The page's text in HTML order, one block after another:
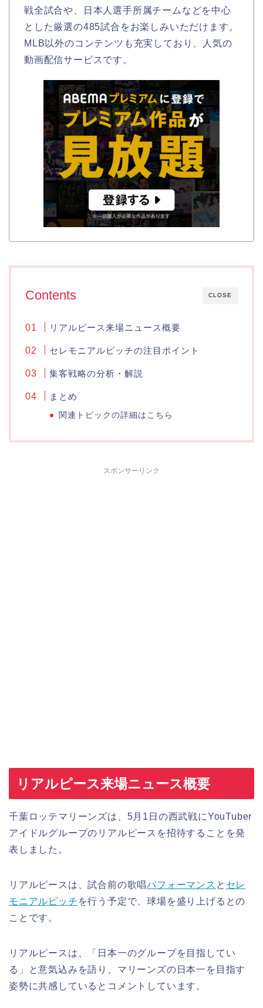
戦全試合や、日本人選手所属チームなどを中心
とした厳選の485試合をお楽しみいただけます。
MLB以外のコンテンツも充実しており、人気の
動画配信サービスです。
CLOSE
Contents
リアルピース来場ニュース概要
セレモニアルピッチの注目ポイント
集客戦略の分析・解説
まとめ
関連トピックの詳細はこちら
スポンサーリンク
リアルピース来場ニュース概要
千葉ロッテマリーンズは、5月1日の西武戦にYouTuber
アイドルグループのリアルピースを招待することを発
表しました。
リアルピースは、試合前の歌唱パフォーマンス と セレ
モニアルピッチ を行う予定で、球場を盛り上げるとの
ことです。
リアルピースは、「日本一のグループを目指してい
る」と意気込みを語り、マリーンズの日本一を目指す
姿勢に共感しているとコメントしています。